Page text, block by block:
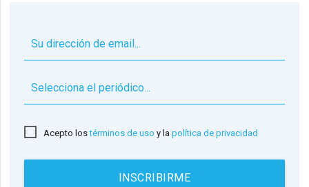
Acepto lostérminos de uso y lapolítica de privacidad
INSCRIBIRME